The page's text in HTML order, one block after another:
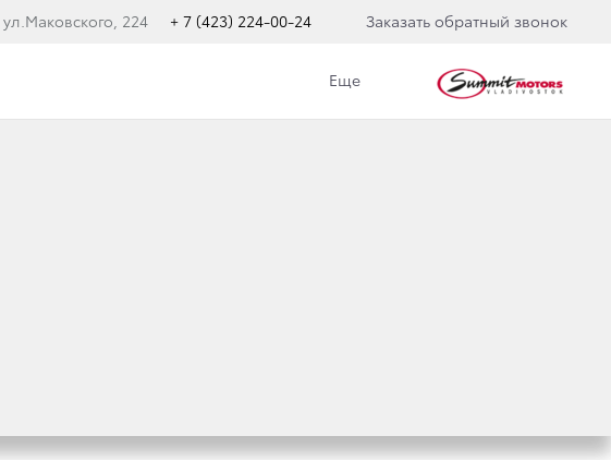
224 + 7 (423) 224-00-24 Заказать обратный звонок
Еще
МОЙКУ